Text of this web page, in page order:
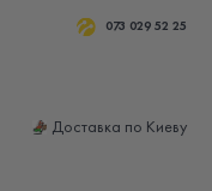
073 029 52 25
Доставка по Киеву